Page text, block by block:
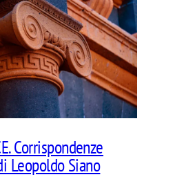
Corrispondenze
Leopoldo Siano